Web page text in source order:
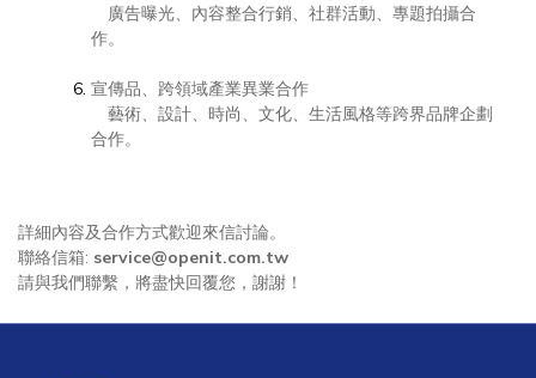
廣告曝光、內容整合行銷、社群活動、專題拍攝合
作。
宣傳品、跨領域產業異業合作
藝術、設計、時尚、文化、生活風格等跨界品牌企劃
合作。
詳細內容及合作方式歡迎來信討論。
聯絡信箱: service@openit.com.tw
請與我們聯繫，將盡快回覆您，謝謝！